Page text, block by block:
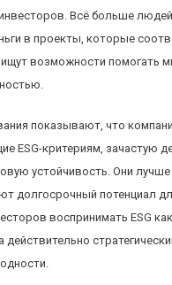
Всё больше
в проекты, которые
возможности помогать
показывают, что
ESG-критериям, зачастую
устойчивость. Они
долгосрочный потенциал
воспринимать ESG